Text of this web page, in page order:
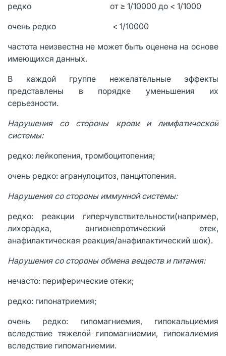
редко от ≥ 1/10000 до < 1/1000
очень редко < 1/10000
частота неизвестна не может быть оценена на основе
имеющихся данных.
В каждой группе нежелательные эффекты
представлены в порядке уменьшения их
серьезности.
Нарушения со стороны крови и лимфатической
системы:
редко: лейкопения, тромбоцитопения;
очень редко: агранулоцитоз, панцитопения.
Нарушения со стороны иммунной системы:
редко: реакции гиперчувствительности(например,
лихорадка, ангионевротический отек,
анафилактическая реакция/анафилактический шок).
Нарушения со стороны обмена веществ и питания:
нечасто: периферические отеки;
редко: гипонатриемия;
очень редко: гипомагниемия, гипокальциемия
вследствие тяжелой гипомагниемии, гипокалиемия
вследствие гипомагниемии.